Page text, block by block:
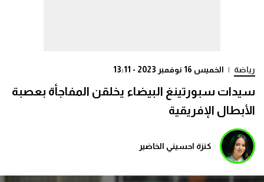
رياضة | الخميس 16 نوفمبر 2023 - 13:11
سيدات سبورتينغ البيضاء يخلقن المفاجأة بعصبة
الأبطال الإفريقية
كنزة احسيني الخاضير